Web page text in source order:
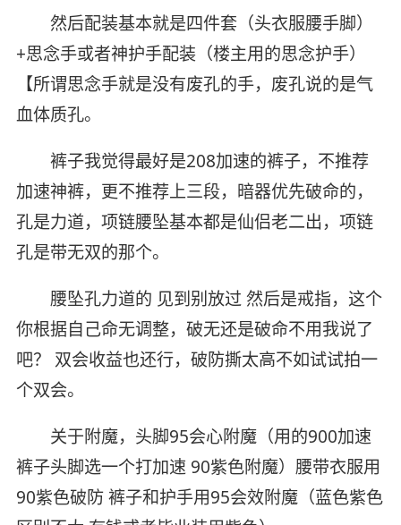
然后配装基本就是四件套（头衣服腰手脚）
+思念手或者神护手配装（楼主用的思念护手）
【所谓思念手就是没有废孔的手，废孔说的是气
血体质孔。
裤子我觉得最好是208加速的裤子，不推荐
加速神裤，更不推荐上三段，暗器优先破命的，
孔是力道，项链腰坠基本都是仙侣老二出，项链
孔是带无双的那个。
腰坠孔力道的 见到别放过 然后是戒指，这个
你根据自己命无调整，破无还是破命不用我说了
吧？ 双会收益也还行，破防撕太高不如试试拍一
个双会。
关于附魔，头脚95会心附魔（用的900加速
裤子头脚选一个打加速 90紫色附魔）腰带衣服用
90紫色破防 裤子和护手用95会效附魔（蓝色紫色